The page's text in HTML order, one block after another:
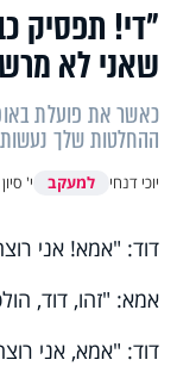
"די! תפסיק
שאני לא
כאשר את פועלת
ההחלטות שלך
יוכי דנחי למעקב י'
דוד: "אמא! אני
אמא: "זהו, דוד,
דוד: "אמא, אני